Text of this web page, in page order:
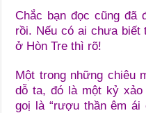
Chắc bạn đọc cũng đã
rồi. Nếu có ai chưa biết
ở Hòn Tre thì rõ!
Một trong những chiêu
dỗ ta, đó là một kỷ xảo
goị là “rượu thần êm